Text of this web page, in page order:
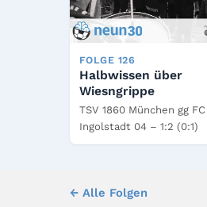
FOLGE 126
Halbwissen über
Wiesngrippe
TSV 1860 München gg FC
Ingolstadt 04 – 1:2 (0:1)
← Alle Folgen